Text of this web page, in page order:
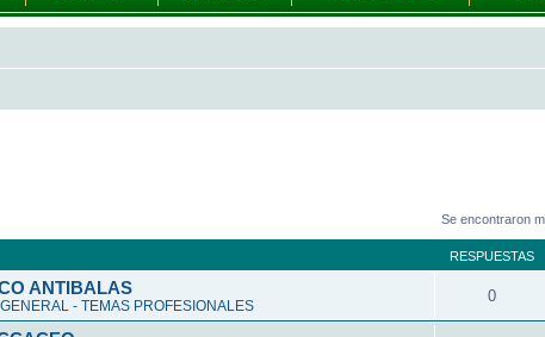
Se encontraron
RESPUESTAS
ANTIBALAS
- TEMAS PROFESIONALES
0